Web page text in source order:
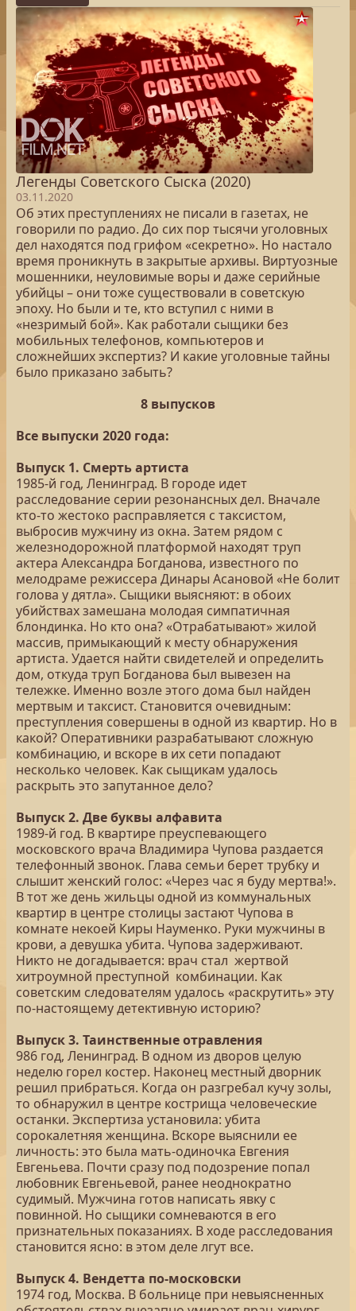
Легенды Советского Сыска (2020)
03.11.2020
Об этих преступлениях не писали в газетах, не
говорили по радио. До сих пор тысячи уголовных
дел находятся под грифом «секретно». Но настало
время проникнуть в закрытые архивы. Виртуозные
мошенники, неуловимые воры и даже серийные
убийцы – они тоже существовали в советскую
эпоху. Но были и те, кто вступил с ними в
«незримый бой». Как работали сыщики без
мобильных телефонов, компьютеров и
сложнейших экспертиз? И какие уголовные тайны
было приказано забыть?
8 выпусков
Все выпуски 2020 года:
Выпуск 1. Смерть артиста
1985-й год, Ленинград. В городе идет
расследование серии резонансных дел. Вначале
кто-то жестоко расправляется с таксистом,
выбросив мужчину из окна. Затем рядом с
железнодорожной платформой находят труп
актера Александра Богданова, известного по
мелодраме режиссера Динары Асановой «Не болит
голова у дятла». Сыщики выясняют: в обоих
убийствах замешана молодая симпатичная
блондинка. Но кто она? «Отрабатывают» жилой
массив, примыкающий к месту обнаружения
артиста. Удается найти свидетелей и определить
дом, откуда труп Богданова был вывезен на
тележке. Именно возле этого дома был найден
мертвым и таксист. Становится очевидным:
преступления совершены в одной из квартир. Но в
какой? Оперативники разрабатывают сложную
комбинацию, и вскоре в их сети попадают
несколько человек. Как сыщикам удалось
раскрыть это запутанное дело?
Выпуск 2. Две буквы алфавита
1989-й год. В квартире преуспевающего
московского врача Владимира Чупова раздается
телефонный звонок. Глава семьи берет трубку и
слышит женский голос: «Через час я буду мертва!».
В тот же день жильцы одной из коммунальных
квартир в центре столицы застают Чупова в
комнате некоей Киры Науменко. Руки мужчины в
крови, а девушка убита. Чупова задерживают.
Никто не догадывается: врач стал жертвой
хитроумной преступной комбинации. Как
советским следователям удалось «раскрутить» эту
по-настоящему детективную историю?
Выпуск 3. Таинственные отравления
986 год, Ленинград. В одном из дворов целую
неделю горел костер. Наконец местный дворник
решил прибраться. Когда он разгребал кучу золы,
то обнаружил в центре кострища человеческие
останки. Экспертиза установила: убита
сорокалетняя женщина. Вскоре выяснили ее
личность: это была мать-одиночка Евгения
Евгеньева. Почти сразу под подозрение попал
любовник Евгеньевой, ранее неоднократно
судимый. Мужчина готов написать явку с
повинной. Но сыщики сомневаются в его
признательных показаниях. В ходе расследования
становится ясно: в этом деле лгут все.
Выпуск 4. Вендетта по-московски
1974 год, Москва. В больнице при невыясненных